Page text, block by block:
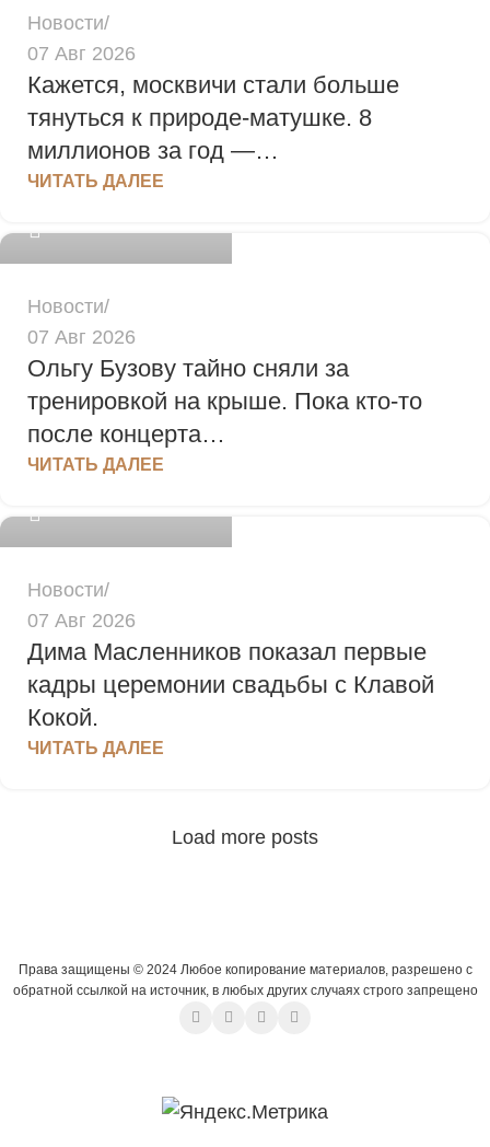
Новости
07 Авг 2026
Кажется, москвичи стали больше
тянуться к природе-матушке. 8
миллионов за год —…
ЧИТАТЬ ДАЛЕЕ
admin
Новости
07 Авг 2026
Ольгу Бузову тайно сняли за
тренировкой на крыше. Пока кто-то
после концерта…
ЧИТАТЬ ДАЛЕЕ
admin
Новости
07 Авг 2026
Дима Масленников показал первые
кадры церемонии свадьбы с Клавой
Кокой.
ЧИТАТЬ ДАЛЕЕ
Load more posts
Права защищены © 2024 Любое копирование материалов, разрешено с
обратной ссылкой на источник, в любых других случаях строго запрещено